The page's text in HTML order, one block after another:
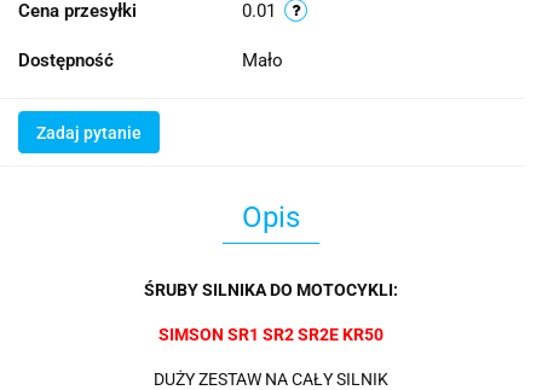
Cena przesyłki 0.01
Dostępność Mało
Zadaj pytanie
Opis
ŚRUBY SILNIKA DO MOTOCYKLI:
SIMSON SR1 SR2 SR2E KR50
DUŻY ZESTAW NA CAŁY SILNIK